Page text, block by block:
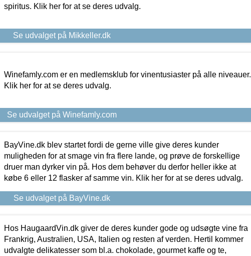
spiritus. Klik her for at se deres udvalg.
Se udvalget på Mikkeller.dk
Winefamly.com er en medlemsklub for vinentusiaster på alle niveauer.
Klik her for at se deres udvalg.
Se udvalget på Winefamly.com
BayVine.dk blev startet fordi de gerne ville give deres kunder
muligheden for at smage vin fra flere lande, og prøve de forskellige
druer man dyrker vin på. Hos dem behøver du derfor heller ikke at
købe 6 eller 12 flasker af samme vin. Klik her for at se deres udvalg.
Se udvalget på BayVine.dk
Hos HaugaardVin.dk giver de deres kunder gode og udsøgte vine fra
Frankrig, Australien, USA, Italien og resten af verden. Hertil kommer
udvalgte delikatesser som bl.a. chokolade, gourmet kaffe og te,